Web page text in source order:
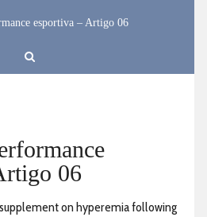
esportiva – Artigo 06
06
on hyperemia following